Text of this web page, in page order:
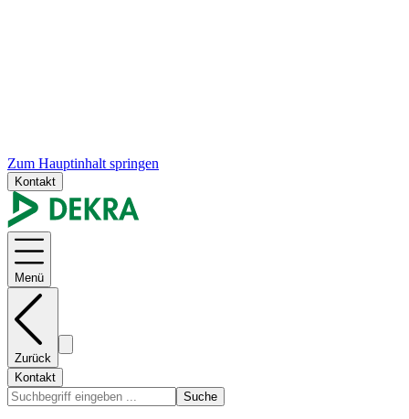
Zum Hauptinhalt springen
Kontakt
Menü
Zurück
Kontakt
Suche